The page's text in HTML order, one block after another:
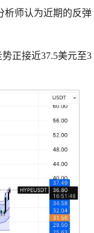
析师认为近期的反弹
正接近37.5美元至3